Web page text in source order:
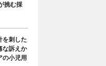
挑む採
を刺した
な訴えか
の小児用